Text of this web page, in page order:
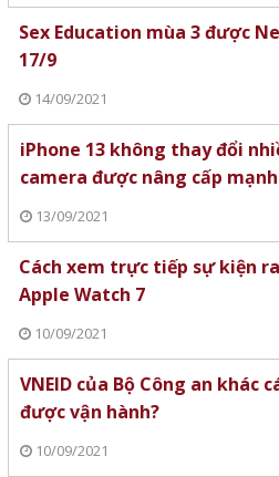
Sex Education mùa 3 được
17/9
14/09/2021
iPhone 13 không thay đổi
camera được nâng cấp mạnh
13/09/2021
Cách xem trực tiếp sự kiện
Apple Watch 7
10/09/2021
VNEID của Bộ Công an khác
được vận hành?
10/09/2021